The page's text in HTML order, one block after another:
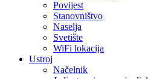
Povijest
Stanovništvo
Naselja
Svetište
WiFi lokacija
Ustroj
Načelnik